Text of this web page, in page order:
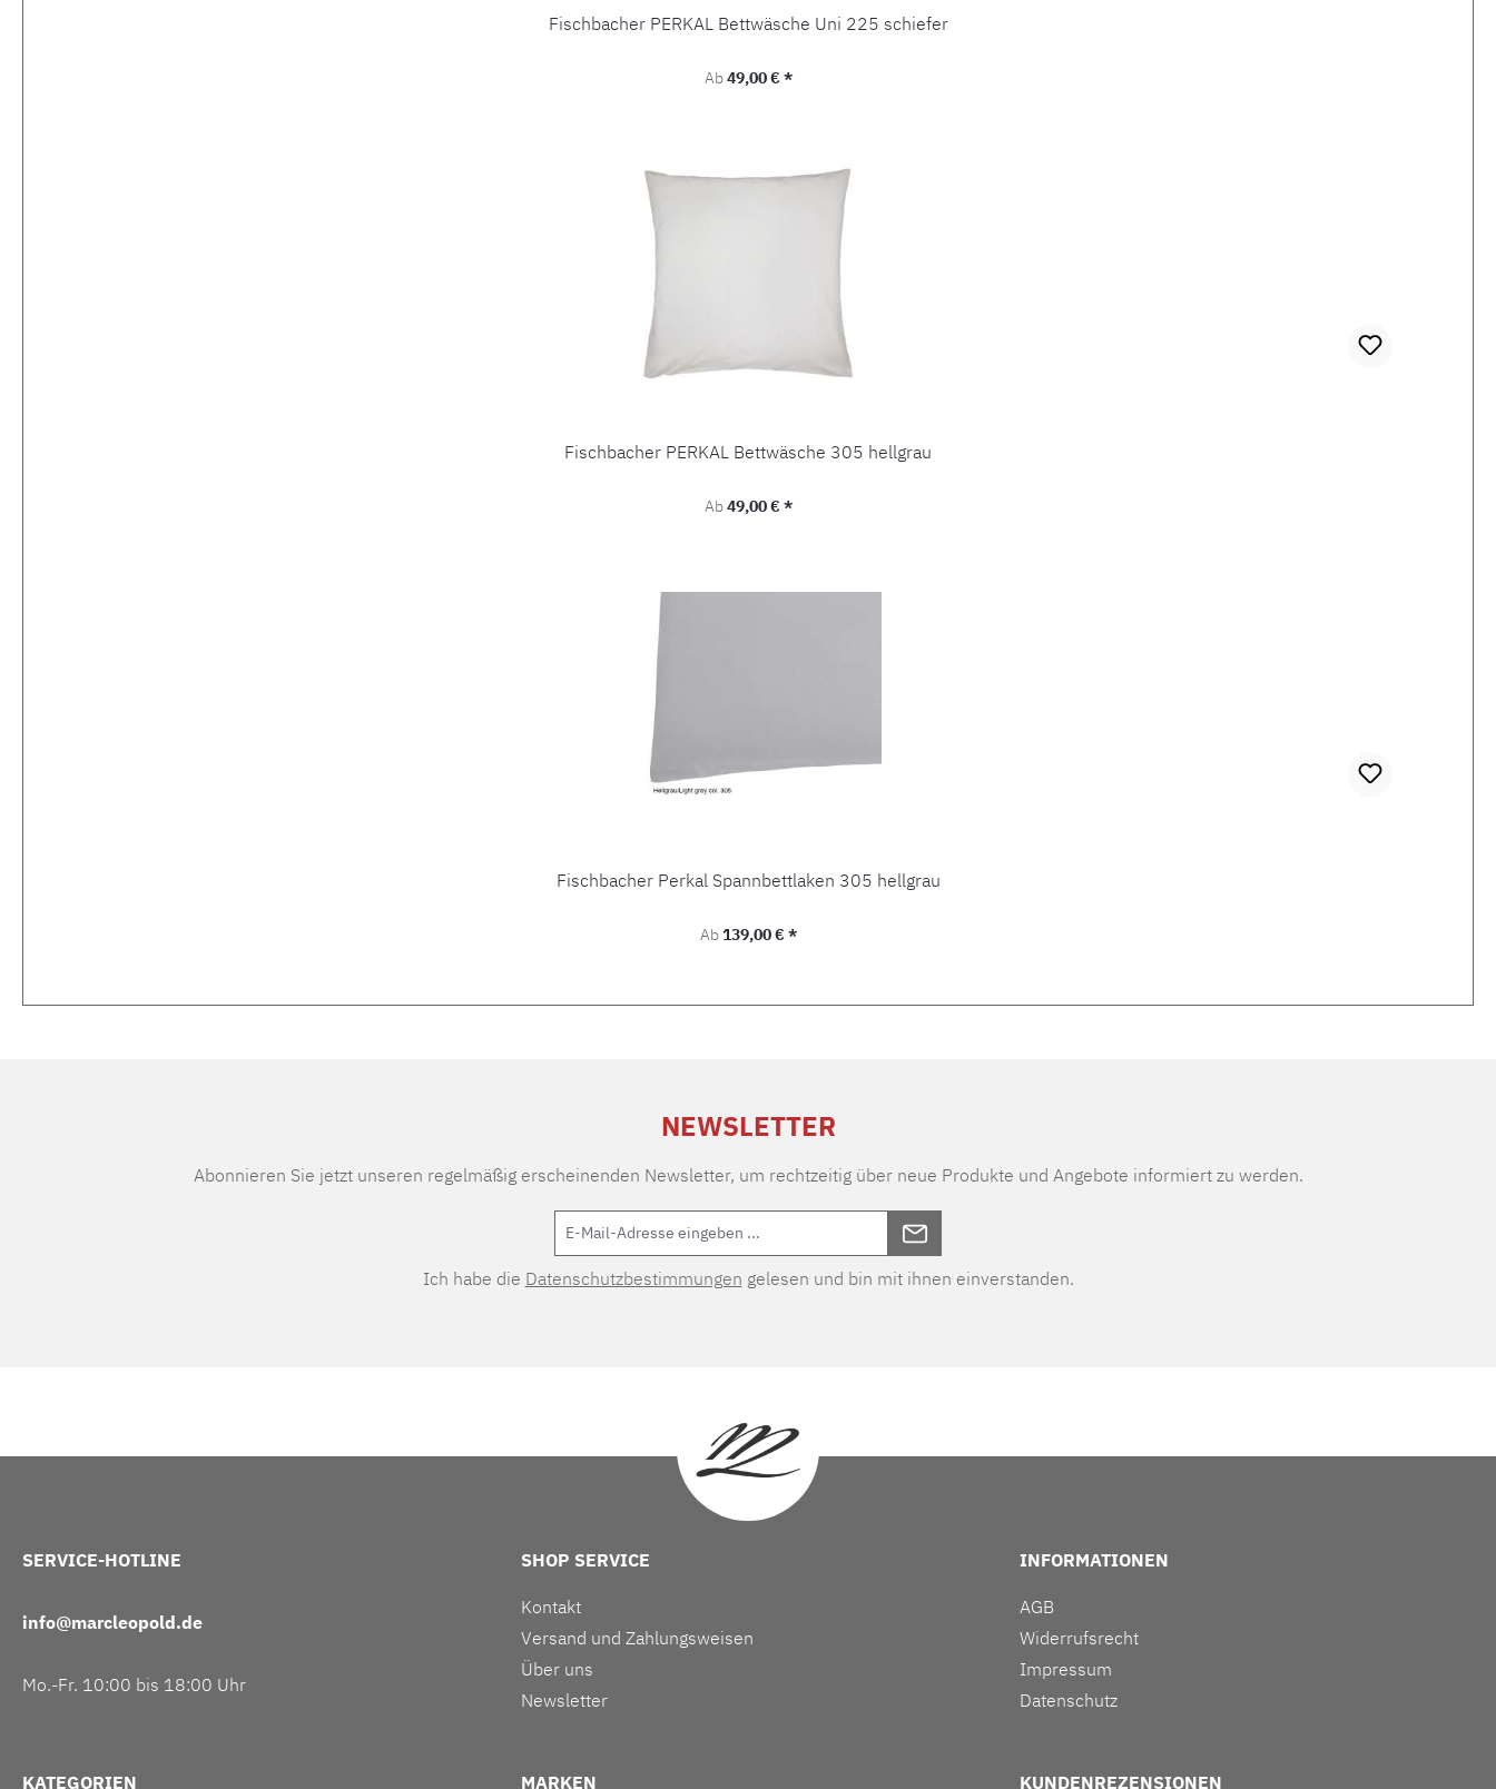
Fischbacher PERKAL Bettwäsche Uni 225 schiefer
Regulärer Preis:
Ab49,00 € *
Fischbacher PERKAL Bettwäsche 305 hellgrau
Regulärer Preis:
Ab49,00 € *
Fischbacher Perkal Spannbettlaken 305 hellgrau
Regulärer Preis:
Ab139,00 € *
NEWSLETTER
Abonnieren Sie jetzt unseren regelmäßig erscheinenden Newsletter, um rechtzeitig über neue Produkte und Angebote informiert zu werden.
Ich habe die Datenschutzbestimmungen gelesen und bin mit ihnen einverstanden.
SERVICE-HOTLINE
info@marcleopold.de
Mo.-Fr. 10:00 bis 18:00 Uhr
SHOP SERVICE
Kontakt
Versand und Zahlungsweisen
Über uns
Newsletter
INFORMATIONEN
AGB
Widerrufsrecht
Impressum
Datenschutz
KATEGORIEN MARKEN KUNDENREZENSIONEN